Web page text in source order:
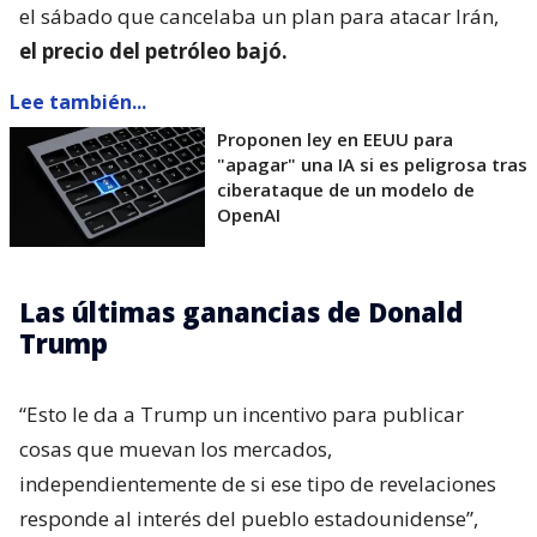
el sábado que cancelaba un plan para atacar Irán,
el precio del petróleo bajó.
Lee también...
Proponen ley en EEUU para
"apagar" una IA si es peligrosa tras
ciberataque de un modelo de
OpenAI
Las últimas ganancias de Donald
Trump
“Esto le da a Trump un incentivo para publicar
cosas que muevan los mercados,
independientemente de si ese tipo de revelaciones
responde al interés del pueblo estadounidense”,